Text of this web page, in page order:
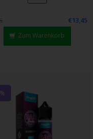
€13,45
Zum Warenkorb